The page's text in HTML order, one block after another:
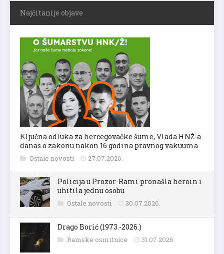
Najčitanije objave
Ključna odluka za hercegovačke šume, Vlada HNŽ-a
danas o zakonu nakon 16 godina pravnog vakuuma
Ostale novosti 27.07.2026.
Policija u Prozor-Rami pronašla heroin i
uhitila jednu osobu
Ostale novosti 30.07.2026.
Drago Borić (1973.-2026.)
Ramske osmrtnice 31.07.2026.